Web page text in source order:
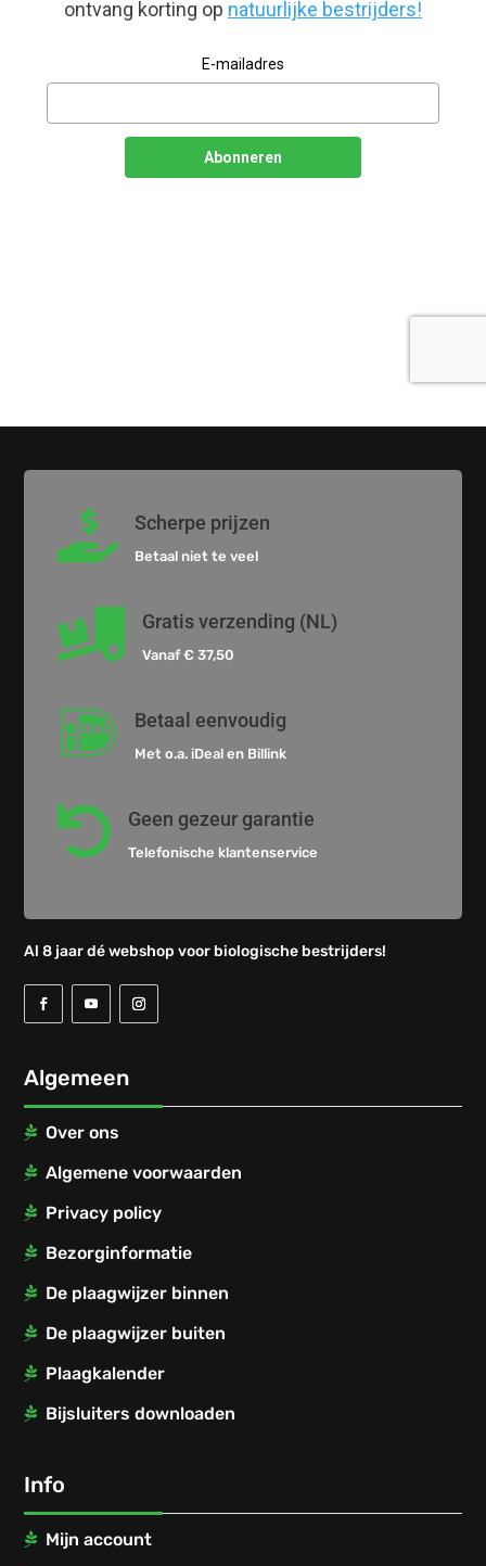
 Scherpe prijzen
Betaal niet te veel
 Gratis verzending (NL)
Vanaf € 37,50
 Betaal eenvoudig
Met o.a. iDeal en Billink
 Geen gezeur garantie
Telefonische klantenservice
Al 8 jaar dé webshop voor biologische bestrijders!
Algemeen
Over ons
Algemene voorwaarden
Privacy policy
Bezorginformatie
De plaagwijzer binnen
De plaagwijzer buiten
Plaagkalender
Bijsluiters downloaden
Info
Mijn account